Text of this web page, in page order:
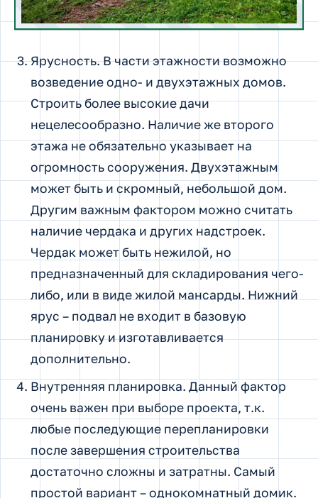
Ярусность. В части этажности возможно
возведение одно- и двухэтажных домов.
Строить более высокие дачи
нецелесообразно. Наличие же второго
этажа не обязательно указывает на
огромность сооружения. Двухэтажным
может быть и скромный, небольшой дом.
Другим важным фактором можно считать
наличие чердака и других надстроек.
Чердак может быть нежилой, но
предназначенный для складирования чего-
либо, или в виде жилой мансарды. Нижний
ярус – подвал не входит в базовую
планировку и изготавливается
дополнительно.
Внутренняя планировка. Данный фактор
очень важен при выборе проекта, т.к.
любые последующие перепланировки
после завершения строительства
достаточно сложны и затратны. Самый
простой вариант – однокомнатный домик.